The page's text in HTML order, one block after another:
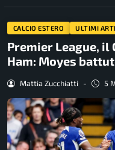
CALCIO ESTERO ULTIMI
Premier League,
Ham: Moyes
Mattia Zucchiatti - 5